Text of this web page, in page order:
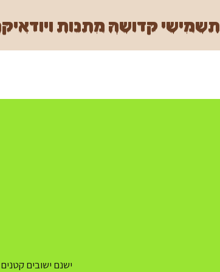
תשמישי קדושה מתנות ויודאיקה
ישנם ישובים